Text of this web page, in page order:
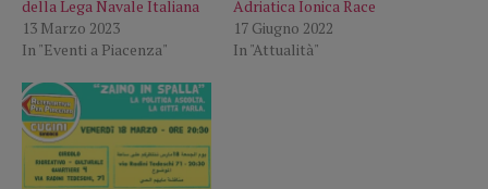
della Lega Navale Italiana
13 Marzo 2023
In "Eventi a Piacenza"
Adriatica Ionica Race
17 Giugno 2022
In "Attualità"